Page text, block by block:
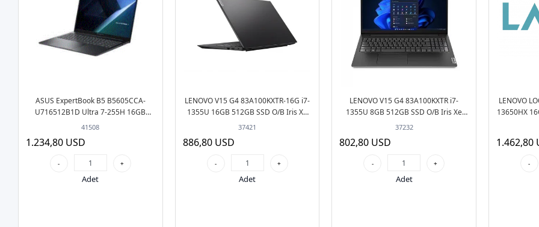
ASUS ExpertBook B5 B5605CCA-
U716512B1D Ultra 7-255H 16GB
512GB SSD O/B Intel UHD 16" DOS
41508
1.234,80 USD
- +
Adet
LENOVO V15 G4 83A100KXTR-16G i7-
1355U 16GB 512GB SSD O/B Iris Xe
15.6" DOS Siyah Notebook
37421
886,80 USD
- +
Adet
LENOVO V15 G4 83A100KXTR i7-
1355U 8GB 512GB SSD O/B Iris Xe
15.6" DOS Siyah Notebook
37232
802,80 USD
- +
Adet
LENOVO
13650HX
15.6"
1.462,80
-